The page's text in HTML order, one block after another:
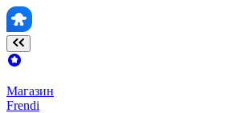
Магазин
Frendi